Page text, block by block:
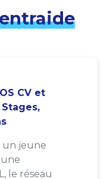
CV et
un jeune
le réseau